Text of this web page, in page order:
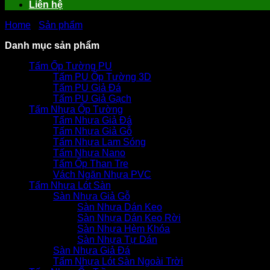
Liên hệ
Home
Sản phẩm
Danh mục sản phẩm
Tấm Ốp Tường PU
Tấm PU Ốp Tường 3D
Tấm PU Giả Đá
Tấm PU Giả Gạch
Tấm Nhựa Ốp Tường
Tấm Nhựa Giả Đá
Tấm Nhựa Giả Gỗ
Tấm Nhựa Lam Sóng
Tấm Nhựa Nano
Tấm Ốp Than Tre
Vách Ngăn Nhựa PVC
Tấm Nhựa Lót Sàn
Sàn Nhựa Giả Gỗ
Sàn Nhựa Dán Keo
Sàn Nhựa Dán Keo Rời
Sàn Nhựa Hèm Khóa
Sàn Nhựa Tự Dán
Sàn Nhựa Giả Đá
Tấm Nhựa Lót Sàn Ngoài Trời